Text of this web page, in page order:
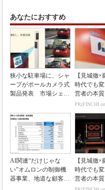
あなたにおすすめ
狭小な駐車場に、シャ
ープがポールカメラ式
製品発表 市場シェア
【見城徹
時代でも
営者の本質
PR(FINCHI
AI関連“だけじゃな
い”オムロンの制御機
器事業、地道な顧客基
【見城徹
時代でも
営者の本質